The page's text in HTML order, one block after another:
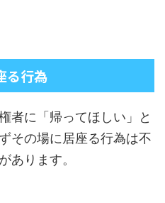
る行為
者に「帰ってほしい」と
その場に居座る行為は不
あります。